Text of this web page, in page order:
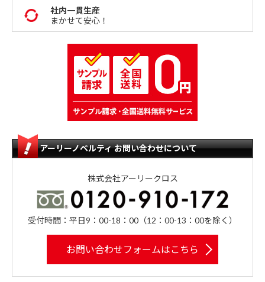
社内一貫生産
まかせて安心！
アーリーノベルティ お問い合わせについて
株式会社アーリークロス
受付時間：平日9：00-18：00（12：00-13：00を除く）
お問い合わせフォームはこちら